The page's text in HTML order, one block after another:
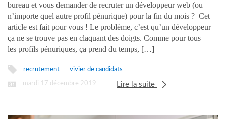
bureau et vous demander de recruter un développeur web (ou
n’importe quel autre profil pénurique) pour la fin du mois ? Cet
article est fait pour vous ! Le problème, c’est qu’un développeur
ça ne se trouve pas en claquant des doigts. Comme pour tous
les profils pénuriques, ça prend du temps, […]
recrutement vivier de candidats
mardi 17 décembre 2019 Lire la suite